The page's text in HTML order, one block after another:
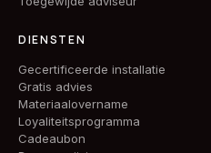
DIENSTEN
Gecertificeerde installatie
Gratis advies
Materiaalovername
Loyaliteitsprogramma
Cadeaubon